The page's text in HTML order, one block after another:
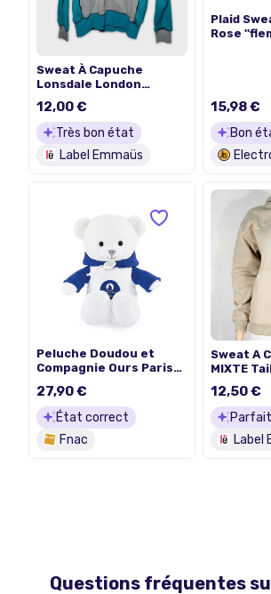
Sweat À Capuche
Lonsdale London
Gris M (V3395)
12,00 €
Très bon état
Label Emmaüs
Plaid
Rose
15,98 €
Bon
Peluche Doudou et
Compagnie Ours Paris
capuche bleu JO Paris
2024
27,90 €
État correct
Fnac
Sweat A
MIXTE
12,50 €
Label
Questions fréquentes